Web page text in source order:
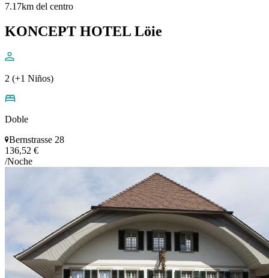
7.17km del centro
KONCEPT HOTEL Löie
2 (+1 Niños)
Doble
Bernstrasse 28
136,52 €
/Noche